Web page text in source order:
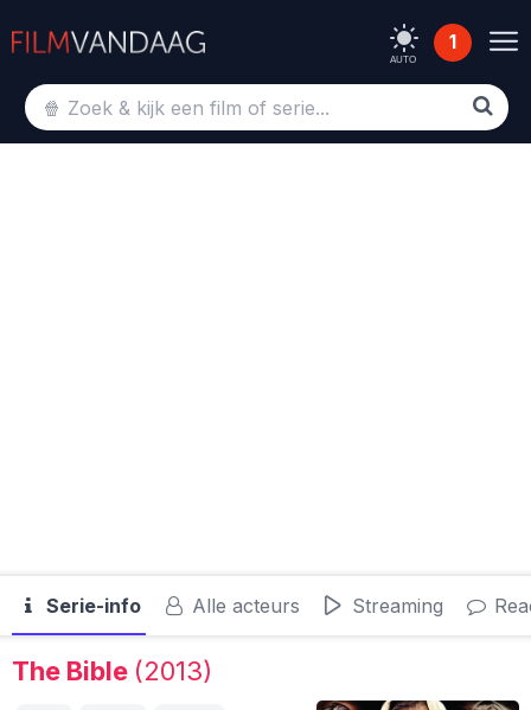
AUTO
1
Serie-info Alle acteurs Streaming
The Bible (2013)